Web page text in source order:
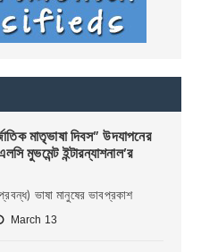
মাতৃভাষা দিবস” উদযাপনের
মুভমেন্ট ইন্টারন্যাশনাল’র
ভাষা মানুষের ভাবপ্রকাশ
March 13